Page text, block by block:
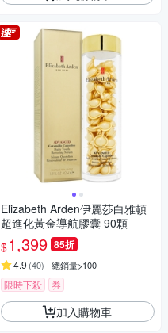
Elizabeth Arden伊麗莎白雅頓
超進化黃金導航膠囊 90顆
$1,399 85折
4.9 (40) 總銷量>100
限時下殺 券
加入購物車